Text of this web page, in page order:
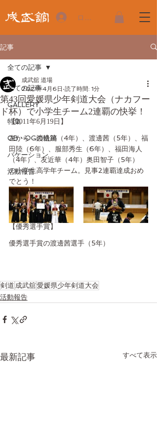
ログイン
記事
全ての記事
GALLERY
特集
OB・OGの軌跡
バケーション
活動報告
全ての記事
第43回愛媛県少年剣道大会（ナカフー
ド杯）で小学生チーム2連覇の快挙！
成武舘 道場
2021年4月6日 読了時間: 1分
【2011年6月19日】
左から　渡邊篤（4年）、渡邊茜（5年）、福
田陸（6年）、服部秀生（6年）、福田海人
（4年）、友近華（4年）奥田智子（5年）
の小学生高学年チーム。見事2連覇達成おめ
でとう！
【優秀選手賞】
優秀選手賞の渡邊茜選手（5年）
剣道 成武舘愛媛県少年剣道大会
活動報告
最新記事 すべて表示